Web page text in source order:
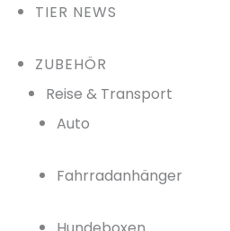
TIER NEWS
ZUBEHÖR
Reise & Transport
Auto
Fahrradanhänger